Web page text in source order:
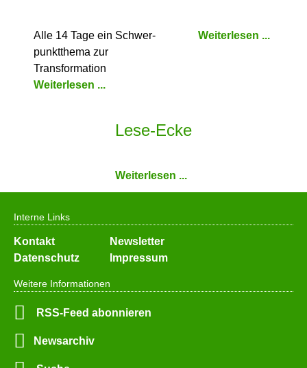
Alle 14 Tage ein Schwer­
punkt­thema zur
Transformation
Weiterlesen ...
Weiterlesen ...
Lese-Ecke
Weiterlesen ...
Weitere Informationen
RSS-Feed abonnieren
Newsarchiv
Interne Links
Navigation
überspringen
Kontakt
Newsletter
Datenschutz
Impressum